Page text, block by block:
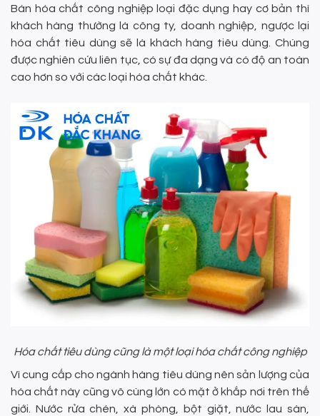
Bán hóa chất công nghiệp loại đặc dụng hay cơ bản thì
khách hàng thường là công ty, doanh nghiệp, ngược lại
hóa chất tiêu dùng sẽ là khách hàng tiêu dùng. Chúng
được nghiên cứu liên tục, có sự đa dạng và có độ an toàn
cao hơn so với các loại hóa chất khác.
Hóa chất tiêu dùng cũng là một loại hóa chất công nghiệp
Vì cung cấp cho ngành hàng tiêu dùng nên sản lượng của
hóa chất này cũng vô cùng lớn có mặt ở khắp nơi trên thế
giới. Nước rửa chén, xà phòng, bột giặt, nước lau sàn,